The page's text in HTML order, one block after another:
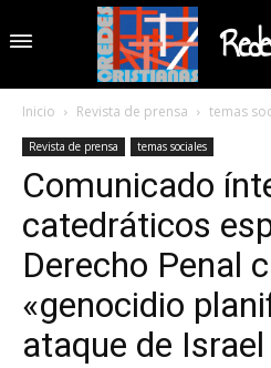
Inicio Revista de prensa temas
Revista de prensa temas sociales
Comunicado
catedráticos
Derecho Penal
«genocidio
ataque de